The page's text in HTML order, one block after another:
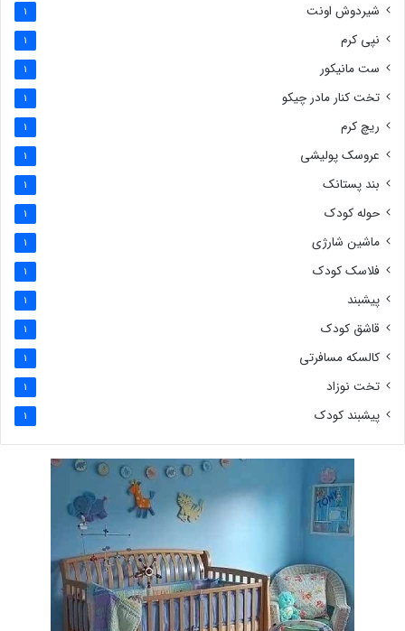
شیردوش اونت 1
نپی کرم 1
ست مانیکور 1
تخت کنار مادر چیکو 1
ریچ کرم 1
عروسک پولیشی 1
بند پستانک 1
حوله کودک 1
ماشین شارژی 1
فلاسک کودک 1
پیشبند 1
قاشق کودک 1
کالسکه مسافرتی 1
تخت نوزاد 1
پیشبند کودک 1